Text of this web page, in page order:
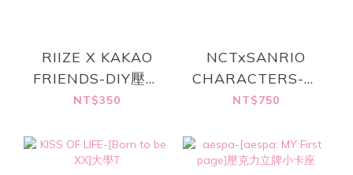
RIIZE X KAKAO
FRIENDS-DIY壓克
力鑰匙圈
NT$350
NCTxSANRIO
CHARACTERS-抱
枕
NT$750